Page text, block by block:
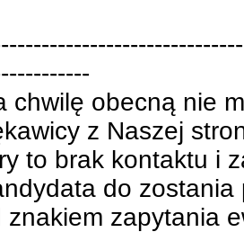
chwilę obecną nie
z Naszej
to brak kontaktu i
do
znakiem zapytania